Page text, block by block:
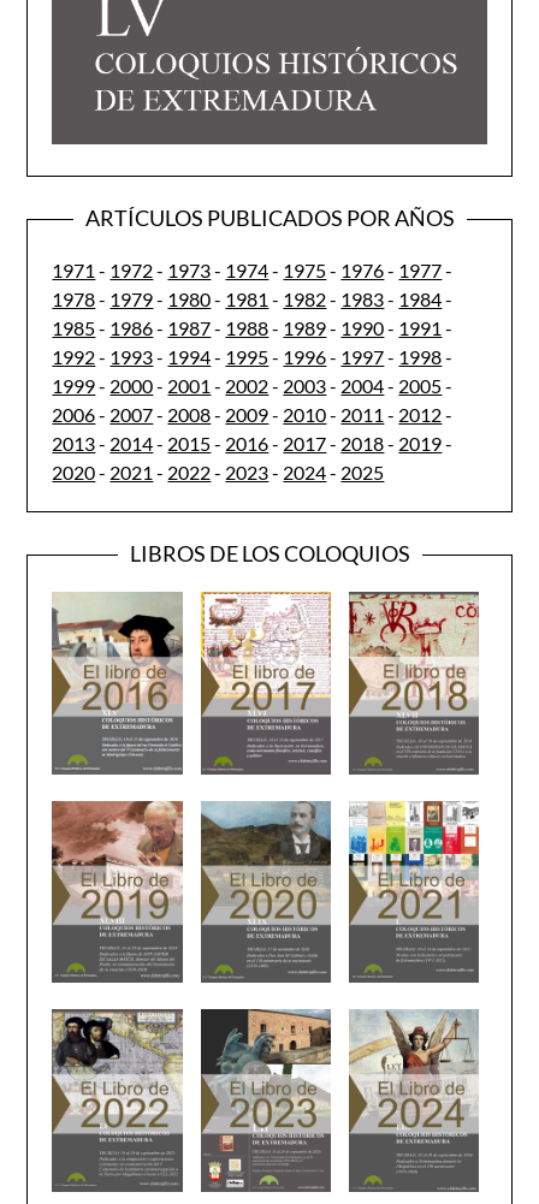
ARTÍCULOS PUBLICADOS POR AÑOS
1971 - 1972- 1973- 1974- 1975- 1976- 1977-
1978- 1979- 1980- 1981 - 1982- 1983- 1984-
1985- 1986- 1987- 1988- 1989- 1990- 1991 -
1992- 1993- 1994- 1995- 1996- 1997- 1998-
1999- 2000- 2001 - 2002- 2003- 2004- 2005-
2006- 2007- 2008- 2009- 2010- 2011 - 2012-
2013- 2014- 2015- 2016- 2017- 2018- 2019-
2020- 2021 - 2022- 2023- 2024- 2025
LIBROS DE LOS COLOQUIOS